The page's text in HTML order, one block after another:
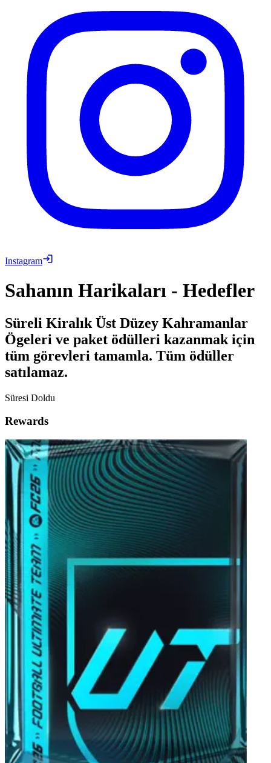
Instagram
Sahanın Harikaları - Hedefler
Süreli Kiralık Üst Düzey Kahramanlar
Ögeleri ve paket ödülleri kazanmak için
tüm görevleri tamamla. Tüm ödüller
satılamaz.
Süresi Doldu
Rewards